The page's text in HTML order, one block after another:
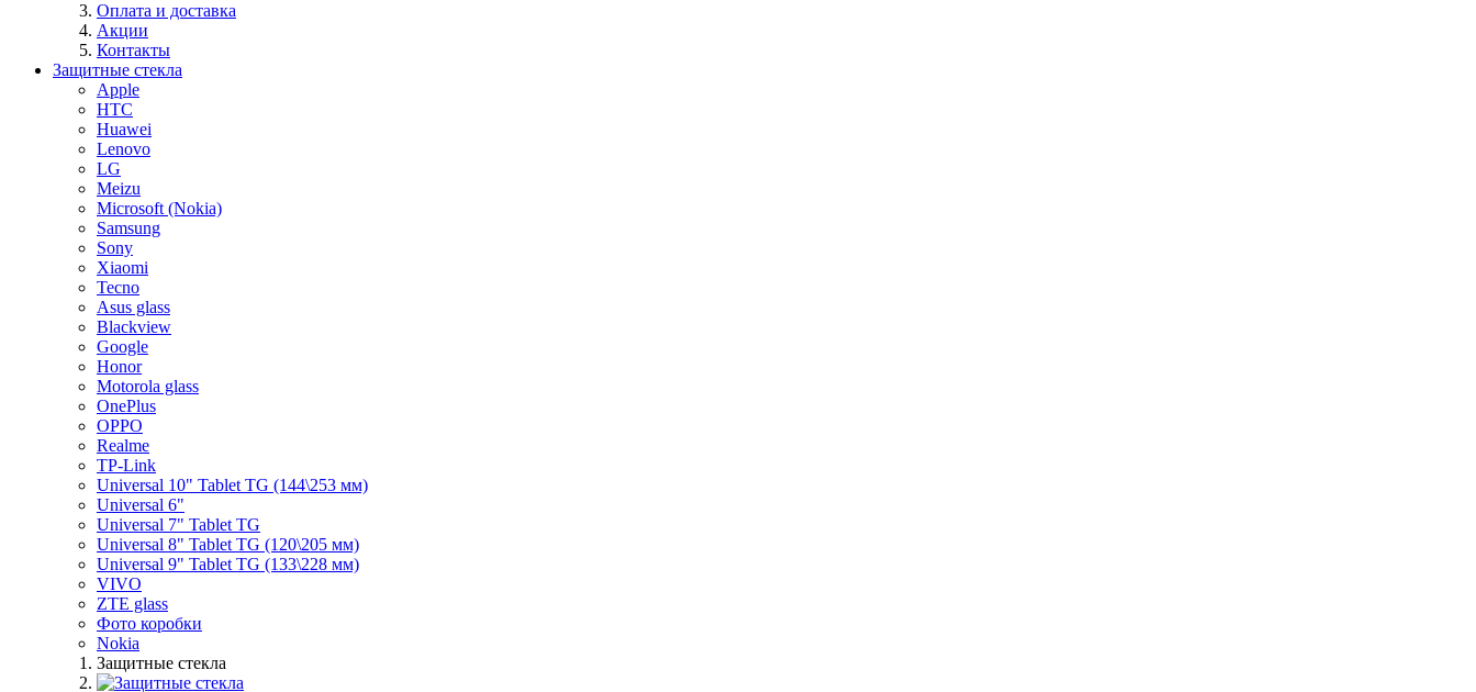
Оплата и доставка
Акции
Контакты
Защитные стекла
Apple
HTC
Huawei
Lenovo
LG
Meizu
Microsoft (Nokia)
Samsung
Sony
Xiaomi
Tecno
Asus glass
Blackview
Google
Honor
Motorola glass
OnePlus
OPPO
Realme
TP-Link
Universal 10" Tablet TG (144\253 мм)
Universal 6"
Universal 7" Tablet TG
Universal 8" Tablet TG (120\205 мм)
Universal 9" Tablet TG (133\228 мм)
VIVO
ZTE glass
Фото коробки
Nokia
Защитные стекла